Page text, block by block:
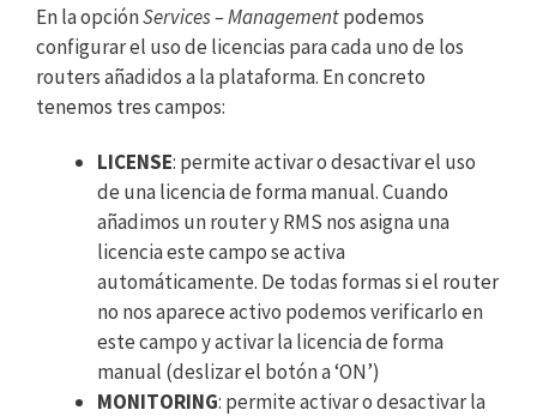
En la opciónServices – Managementpodemos
configurar el uso de licencias para cada uno de los
routers añadidos a la plataforma. En concreto
tenemos tres campos:
LICENSE: permite activar o desactivar el uso
de una licencia de forma manual. Cuando
añadimos un router y RMS nos asigna una
licencia este campo se activa
automáticamente. De todas formas si el router
no nos aparece activo podemos verificarlo en
este campo y activar la licencia de forma
manual (deslizar el botón a ‘ON’)
MONITORING: permite activar o desactivar la